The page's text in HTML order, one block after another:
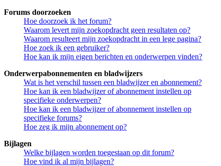
Forums doorzoeken
Hoe doorzoek ik het forum?
Waarom levert mijn zoekopdracht geen resultaten op?
Waarom resulteert mijn zoekopdracht in een lege pagina?
Hoe zoek ik een gebruiker?
Hoe kan ik mijn eigen berichten en onderwerpen vinden?
Onderwerpabonnementen en bladwijzers
Wat is het verschil tussen een bladwijzer en abonnement?
Hoe kan ik een bladwijzer of abonnement instellen op
specifieke onderwerpen?
Hoe kan ik een bladwijzer of abonnement instellen op
specifieke forums?
Hoe zeg ik mijn abonnement op?
Bijlagen
Welke bijlagen worden toegestaan op dit forum?
Hoe vind ik al mijn bijlagen?